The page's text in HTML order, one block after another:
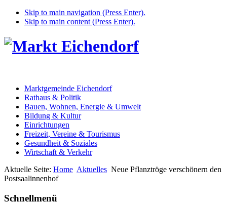
Skip to main navigation (Press Enter).
Skip to main content (Press Enter).
Marktgemeinde Eichendorf
Rathaus & Politik
Bauen, Wohnen, Energie & Umwelt
Bildung & Kultur
Einrichtungen
Freizeit, Vereine & Tourismus
Gesundheit & Soziales
Wirtschaft & Verkehr
Aktuelle Seite: Home Aktuelles Neue Pflanztröge verschönern den
Postsaalinnenhof
Schnellmenü